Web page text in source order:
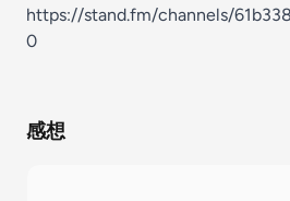
https://stand.fm/channels/
0
感想